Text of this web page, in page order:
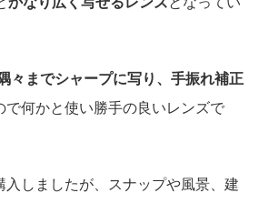
々までシャープに写り、手振れ補正
で何かと使い勝手の良いレンズで
しましたが、スナップや風景、建